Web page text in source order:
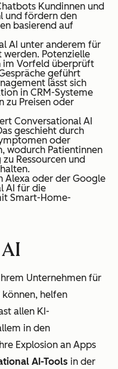
Kundinnen und
und fördern den
basierend auf
AI unter anderem für
Potenzielle
im Vorfeld überprüft
geführt
lässt sich
in CRM-Systeme
zu Preisen oder
Conversational AI
geschieht durch
oder
wodurch Patientinnen
Ressourcen und
Alexa oder der Google
AI für die
Smart-Home-
Unternehmen für
helfen
allen KI-
in den
Explosion an Apps
AI-Tools in der